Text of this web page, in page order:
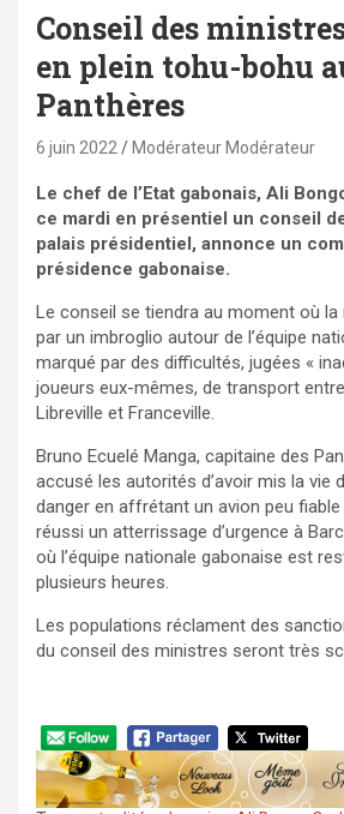
Conseil des
en plein tohu-bohu
Panthères
6 juin 2022 Modérateur Modérateur
Le chef de l’Etat gabonais, Ali
ce mardi en présentiel un conseil
palais présidentiel, annonce un
présidence gabonaise.
Le conseil se tiendra au moment où
par un imbroglio autour de l’équipe
marqué par des difficultés, jugées «
joueurs eux-mêmes, de transport
Libreville et Franceville.
Bruno Ecuelé Manga, capitaine des
accusé les autorités d’avoir mis la vie
danger en affrétant un avion peu
réussi un atterrissage d’urgence à
où l’équipe nationale gabonaise est
plusieurs heures.
Les populations réclament des
du conseil des ministres seront très